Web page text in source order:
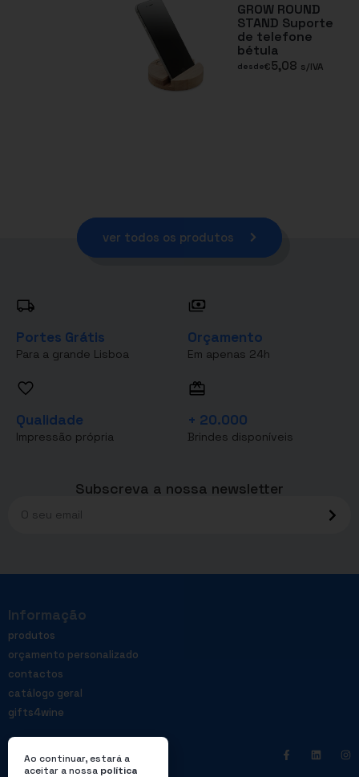
GROW ROUND
STAND Suporte
de telefone
bétula
desde€5,08 s/IVA
ver todos os produtos
Portes Grátis
Para a grande Lisboa
Orçamento
Em apenas 24h
Qualidade
Impressão própria
+ 20.000
Brindes disponíveis
Subscreva a nossa newsletter
Informação
produtos
orçamento personalizado
contactos
catálogo geral
gifts4wine
Ao continuar, estará a
aceitar a nossa política